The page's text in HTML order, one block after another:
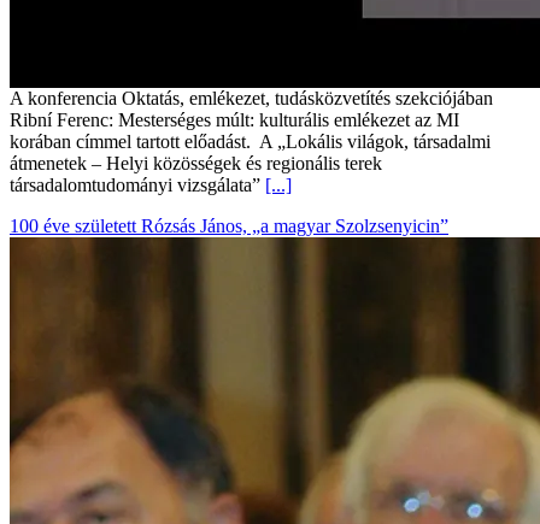
A konferencia Oktatás, emlékezet, tudásközvetítés szekciójában
Ribní Ferenc: Mesterséges múlt: kulturális emlékezet az MI
korában címmel tartott előadást. A „Lokális világok, társadalmi
átmenetek – Helyi közösségek és regionális terek
társadalomtudományi vizsgálata” [...]
100 éve született Rózsás János, „a magyar Szolzsenyicin”